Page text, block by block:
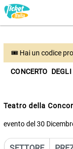
🎟 Hai un codice
CONCERTO
Teatro della
evento del 30